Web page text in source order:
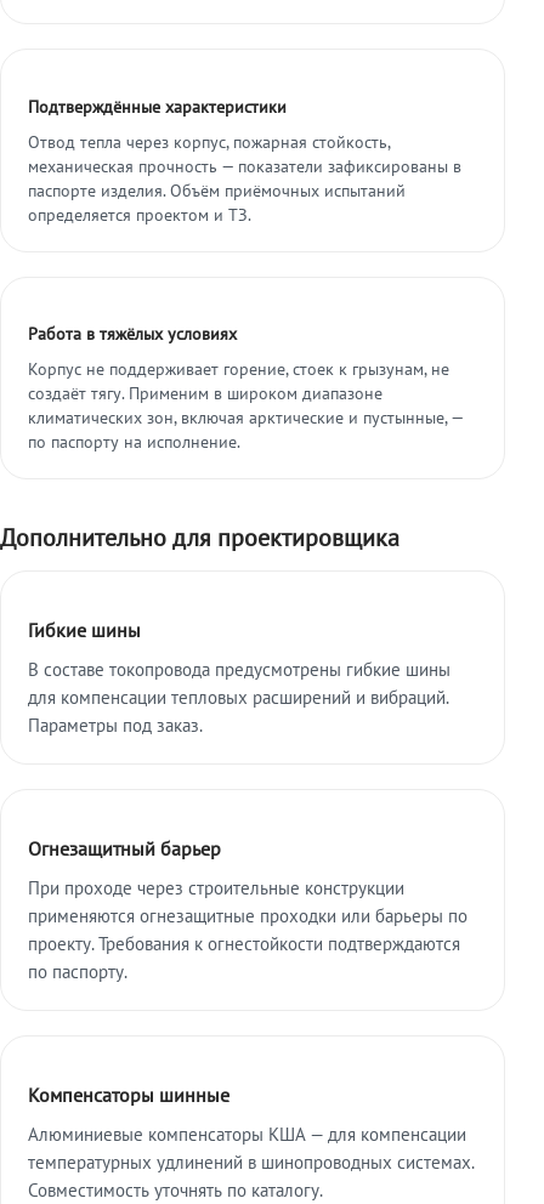
Подтверждённые характеристики
Отвод тепла через корпус, пожарная стойкость,
механическая прочность — показатели зафиксированы в
паспорте изделия. Объём приёмочных испытаний
определяется проектом и ТЗ.
Работа в тяжёлых условиях
Корпус не поддерживает горение, стоек к грызунам, не
создаёт тягу. Применим в широком диапазоне
климатических зон, включая арктические и пустынные, —
по паспорту на исполнение.
Дополнительно для проектировщика
Гибкие шины
В составе токопровода предусмотрены гибкие шины
для компенсации тепловых расширений и вибраций.
Параметры под заказ.
Огнезащитный барьер
При проходе через строительные конструкции
применяются огнезащитные проходки или барьеры по
проекту. Требования к огнестойкости подтверждаются
по паспорту.
Компенсаторы шинные
Алюминиевые компенсаторы КША — для компенсации
температурных удлинений в шинопроводных системах.
Совместимость уточнять по каталогу.